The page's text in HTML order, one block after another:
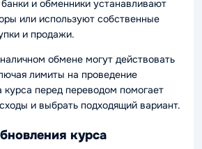
и обменники устанавливают
или используют собственные
и продажи.
обмене могут действовать
лимиты на проведение
курса перед переводом помогает
и выбрать подходящий вариант.
курса